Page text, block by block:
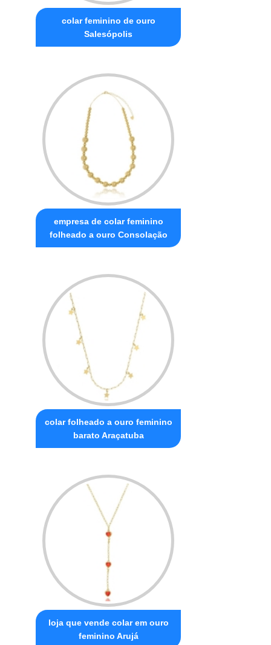
colar feminino de ouro
Salesópolis
empresa de colar feminino
folheado a ouro Consolação
colar folheado a ouro feminino
barato Araçatuba
loja que vende colar em ouro
feminino Arujá